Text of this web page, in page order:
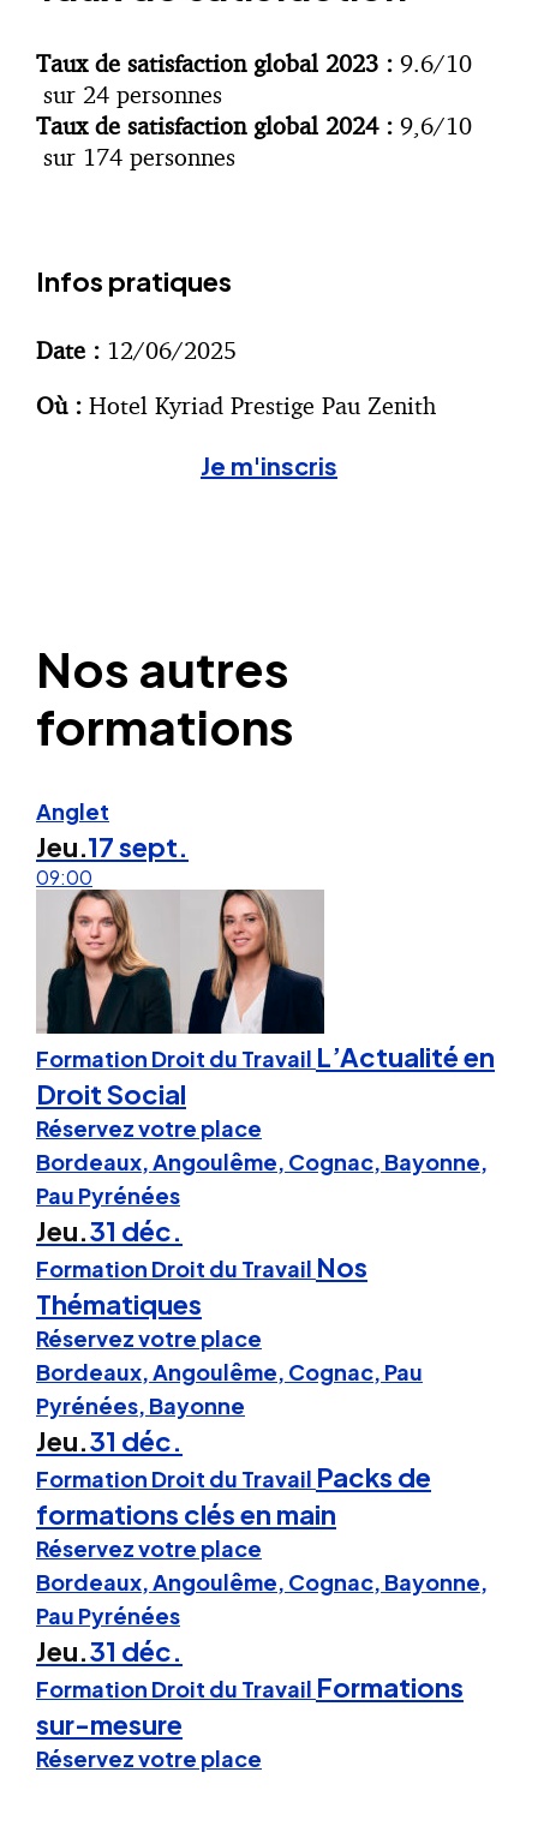
Taux de satisfaction global 2023 : 9.6/10
sur 24 personnes
Taux de satisfaction global 2024 : 9,6/10
sur 174 personnes
Infos pratiques
Date : 12/06/2025
Où : Hotel Kyriad Prestige Pau Zenith
Je m'inscris
Nos autres
formations
Anglet
Jeu.17 sept.
09:00
Formation Droit du Travail L’Actualité en
Droit Social
Réservez votre place
Bordeaux, Angoulême, Cognac, Bayonne,
Pau Pyrénées
Jeu.31 déc.
Formation Droit du Travail Nos
Thématiques
Réservez votre place
Bordeaux, Angoulême, Cognac, Pau
Pyrénées, Bayonne
Jeu.31 déc.
Formation Droit du Travail Packs de
formations clés en main
Réservez votre place
Bordeaux, Angoulême, Cognac, Bayonne,
Pau Pyrénées
Jeu.31 déc.
Formation Droit du Travail Formations
sur-mesure
Réservez votre place